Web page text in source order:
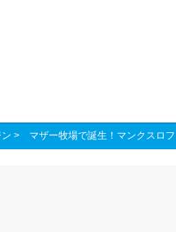
> マザー牧場で誕生！マンクスロ